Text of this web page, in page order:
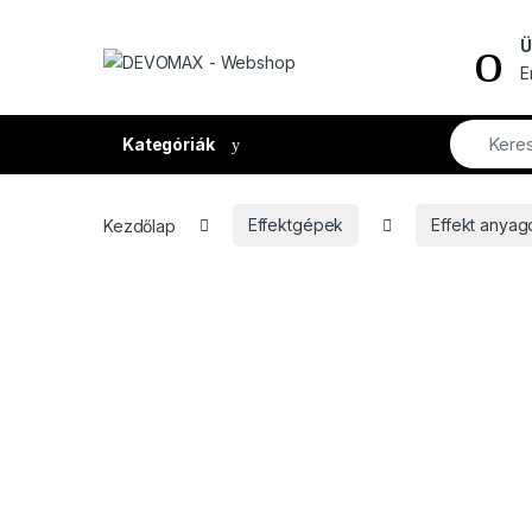
Kategóriák
Kezdőlap Effektgépek Effekt